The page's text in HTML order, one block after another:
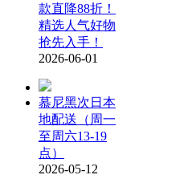
款直降88折！
精选人气好物
抢先入手！
2026-06-01
慕尼黑次日本
地配送（周一
至周六13-19
点）
2026-05-12